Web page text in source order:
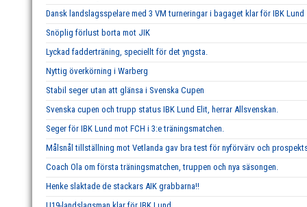
Dansk landslagsspelare med 3 VM turneringar i bagaget klar för IBK Lund
Snöplig förlust borta mot JIK
Lyckad fadderträning, speciellt för det yngsta.
Nyttig överkörning i Warberg
Stabil seger utan att glänsa i Svenska Cupen
Svenska cupen och trupp status IBK Lund Elit, herrar Allsvenskan.
Seger för IBK Lund mot FCH i 3:e träningsmatchen.
Målsnål tillställning mot Vetlanda gav bra test för nyförvärv och
Coach Ola om första träningsmatchen, truppen och nya säsongen.
Henke slaktade de stackars AIK grabbarna!!